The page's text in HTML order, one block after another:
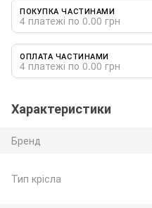
ПОКУПКА ЧАСТИНАМИ
4 платежі по 0.00 грн
ОПЛАТА ЧАСТИНАМИ
4 платежі по 0.00 грн
Характеристики
Бренд
Тип крісла